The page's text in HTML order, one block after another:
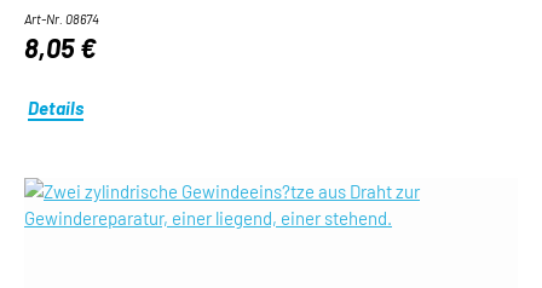
Art-Nr. 08674
8,05 €
Details